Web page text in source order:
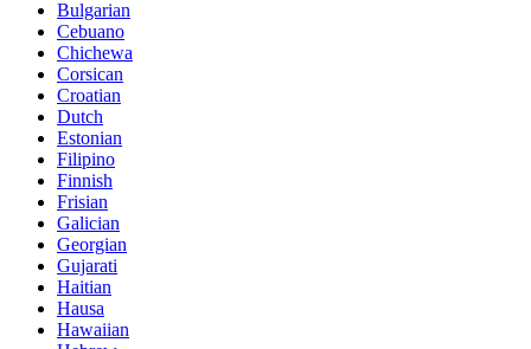
Bulgarian
Cebuano
Chichewa
Corsican
Croatian
Dutch
Estonian
Filipino
Finnish
Frisian
Galician
Georgian
Gujarati
Haitian
Hausa
Hawaiian